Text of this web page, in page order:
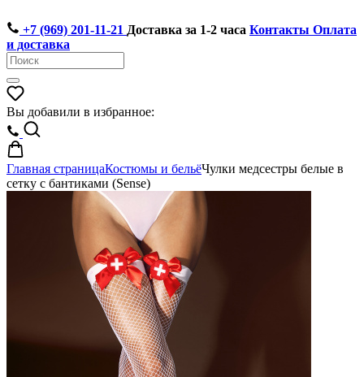
+7 (969) 201-11-21 Доставка за 1-2 часа Контакты Оплата
и доставка
Вы добавили в избранное:
Главная страницаКостюмы и бельёЧулки медсестры белые в
сетку с бантиками (Sense)